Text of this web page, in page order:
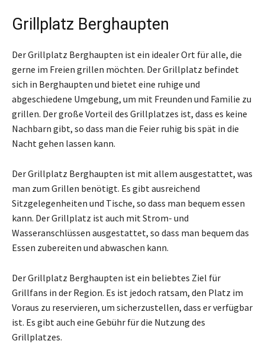
Grillplatz Berghaupten
Der Grillplatz Berghaupten ist ein idealer Ort für alle, die
gerne im Freien grillen möchten. Der Grillplatz befindet
sich in Berghaupten und bietet eine ruhige und
abgeschiedene Umgebung, um mit Freunden und Familie zu
grillen. Der große Vorteil des Grillplatzes ist, dass es keine
Nachbarn gibt, so dass man die Feier ruhig bis spät in die
Nacht gehen lassen kann.
Der Grillplatz Berghaupten ist mit allem ausgestattet, was
man zum Grillen benötigt. Es gibt ausreichend
Sitzgelegenheiten und Tische, so dass man bequem essen
kann. Der Grillplatz ist auch mit Strom- und
Wasseranschlüssen ausgestattet, so dass man bequem das
Essen zubereiten und abwaschen kann.
Der Grillplatz Berghaupten ist ein beliebtes Ziel für
Grillfans in der Region. Es ist jedoch ratsam, den Platz im
Voraus zu reservieren, um sicherzustellen, dass er verfügbar
ist. Es gibt auch eine Gebühr für die Nutzung des
Grillplatzes.